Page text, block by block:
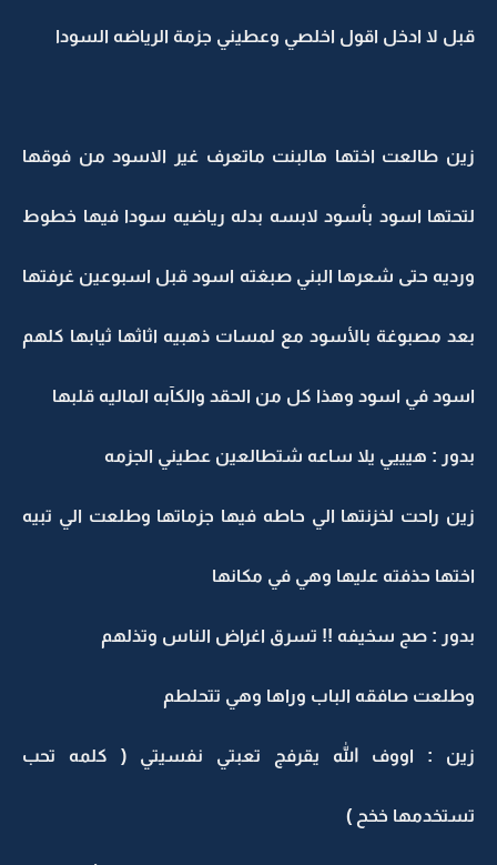
قبل لا ادخل اقول اخلصي وعطيني جزمة الرياضه السودا
زين طالعت اختها هالبنت ماتعرف غير الاسود من فوقها
لتحتها اسود بأسود لابسه بدله رياضيه سودا فيها خطوط
ورديه حتى شعرها البني صبغته اسود قبل اسبوعين غرفتها
بعد مصبوغة بالأسود مع لمسات ذهبيه اثاثها ثيابها كلهم
اسود في اسود وهذا كل من الحقد والكآبه الماليه قلبها
بدور : هيييي يلا ساعه شتطالعين عطيني الجزمه
زين راحت لخزنتها الي حاطه فيها جزماتها وطلعت الي تبيه
اختها حذفته عليها وهي في مكانها
بدور : صج سخيفه !! تسرق اغراض الناس وتذلهم
وطلعت صافقه الباب وراها وهي تتحلطم
زين : اووف الله يقرفج تعبتي نفسيتي ( كلمه تحب
تستخدمها خخح )